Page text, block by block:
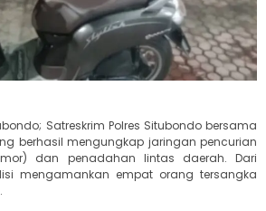
Satreskrim Polres Situbondo bersama
berhasil mengungkap jaringan pencurian
dan penadahan lintas daerah. Dari
mengamankan empat orang tersangka